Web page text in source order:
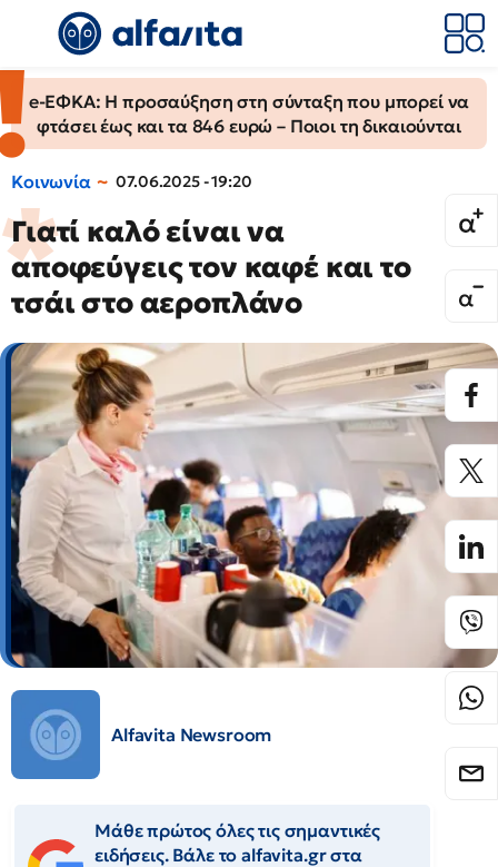
e-ΕΦΚΑ: Η προσαύξηση στη σύνταξη που μπορεί να
φτάσει έως και τα 846 ευρώ – Ποιοι τη δικαιούνται
Κοινωνία 07.06.2025 - 19:20
Γιατί καλό είναι να
αποφεύγεις τον καφέ και το
τσάι στο αεροπλάνο
Alfavita Newsroom
Μάθε πρώτος όλες τις σημαντικές
ειδήσεις. Βάλε το alfavita.gr στα